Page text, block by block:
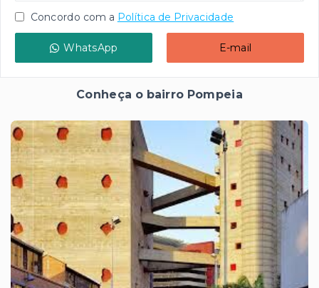
Concordo com a Política de Privacidade
WhatsApp E-mail
Conheça o bairro Pompeia